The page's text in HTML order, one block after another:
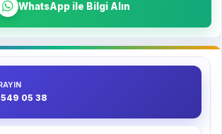
WhatsApp ile Bilgi Alın
05 38